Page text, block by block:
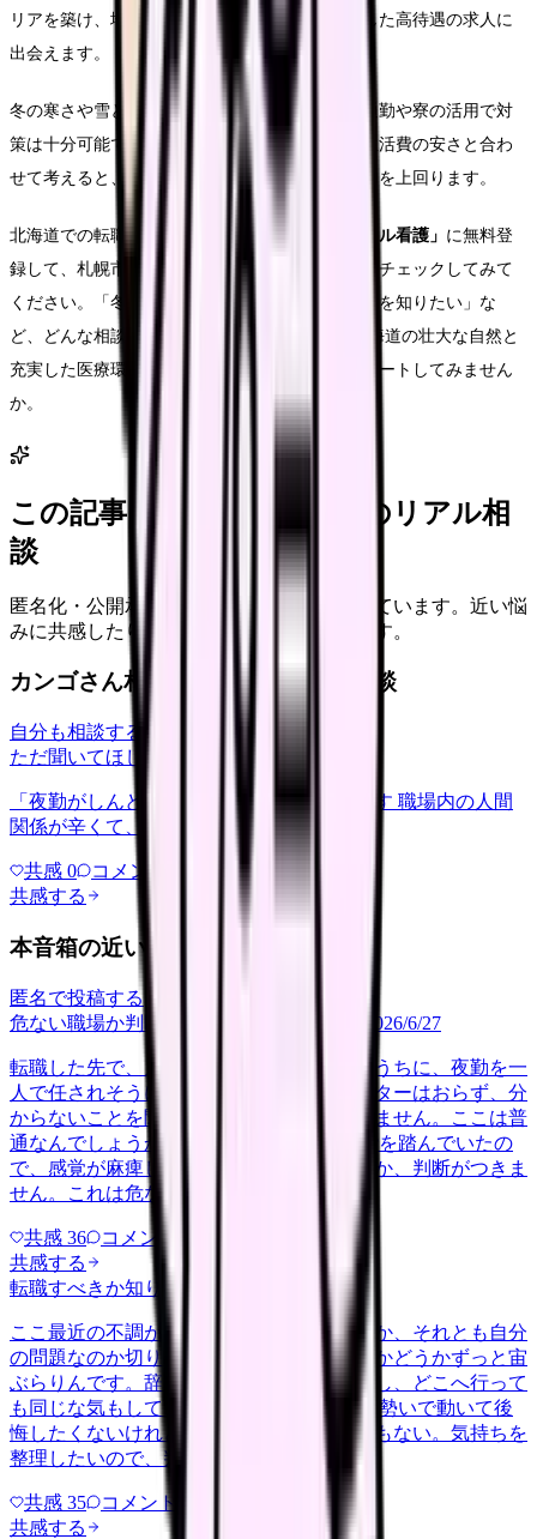
リアを築け、地方都市では看護師不足を背景にした高待遇の求人に
出会えます。
冬の寒さや雪という不安はありますが、地下鉄通勤や寮の活用で対
策は十分可能です。寒冷地手当の加算もあり、生活費の安さと合わ
せて考えると、実質的な暮らしやすさは全国平均を上回ります。
北海道での転職を検討している方は、 「レバウェル看護」 に無料登
録して、札幌市内から地方都市まで幅広い求人をチェックしてみて
ください。「冬の通勤が心配」「地方の求人事情を知りたい」な
ど、どんな相談でもLINEで気軽に聞けます。北海道の壮大な自然と
充実した医療環境の中で、新しいキャリアをスタートしてみません
か。
この記事に近い看護師さんのリアル相
談
匿名化・公開承認済みの本音だけを表示しています。近い悩
みに共感したり、自分の状況を投稿できます。
カンゴさん相談室から共有された相談
自分も相談する
ただ聞いてほしい
relationships
「夜勤がしんどい」について相談したいです 職場内の人間
関係が辛くて、、、
共感 0 コメント
共感する
本音箱の近い投稿
匿名で投稿する
危ない職場か判断してほしい
2026/6/27
転職した先で、入職して二ヶ月も経たないうちに、夜勤を一
人で任されそうになっています。プリセプターはおらず、分
からないことを聞ける相手も日によっていません。ここは普
通なんでしょうか。 前の職場はもっと段階を踏んでいたの
で、感覚が麻痺しているのか自分が甘いのか、判断がつきま
せん。これは危ない環境なのか…
共感 36 コメント
共感する
転職すべきか知りたい
ここ最近の不調が、職場の環境のせいなのか、それとも自分
の問題なのか切り分けられず、転職すべきかどうかずっと宙
ぶらりんです。辞めれば楽になる気もするし、どこへ行って
も同じな気もして、決め手がありません。 勢いで動いて後
悔したくないけれど、このまま留まる根拠もない。気持ちを
整理したいので、判断材料の集…
共感 35 コメント
共感する